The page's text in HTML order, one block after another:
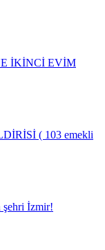
İKİNCİ EVİM
( 103 emekli
şehri İzmir!